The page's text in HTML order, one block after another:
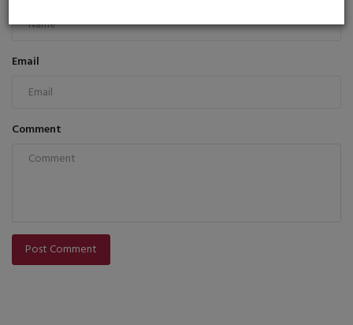
Email
Comment
Post Comment